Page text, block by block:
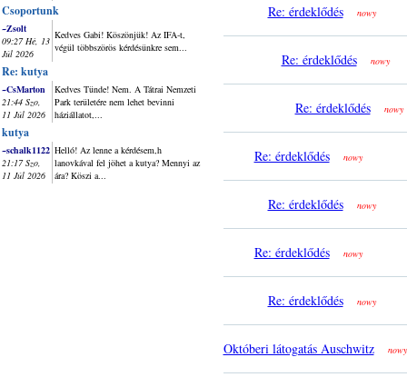
Csoportunk
~Zsolt
09:27 Hé, 13
Júl 2026
Kedves Gabi! Köszönjük! Az IFA-t,
végül többszörös kérdésünkre sem...
Re: kutya
~CsMarton
21:44 Szo,
11 Júl 2026
Kedves Tünde! Nem. A Tátrai Nemzeti
Park területére nem lehet bevinni
háziállatot,...
kutya
~schalk1122
21:17 Szo,
11 Júl 2026
Helló! Az lenne a kérdésem,h
lanovkával fel jöhet a kutya? Mennyi az
ára? Köszi a...
Re: érdeklődés nowy
Re: érdeklődés nowy
Re: érdeklődés nowy
Re: érdeklődés nowy
Re: érdeklődés nowy
Re: érdeklődés nowy
Re: érdeklődés nowy
Októberi látogatás Auschwitz nowy